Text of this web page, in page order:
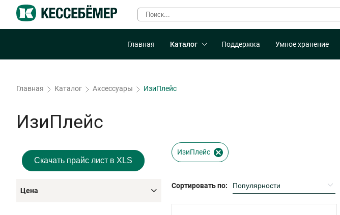
Главная Каталог Поддержка Умное хранение
Главная Каталог Аксессуары ИзиПлейс
ИзиПлейс
Скачать прайс лист в XLS
Цена
ИзиПлейс
Сортировать по: